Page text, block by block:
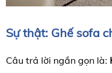
Sự thật: Ghế sofa
Câu trả lời ngắn gọn là: